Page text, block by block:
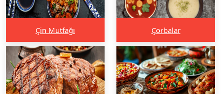
Çin Mutfağı Çorbalar